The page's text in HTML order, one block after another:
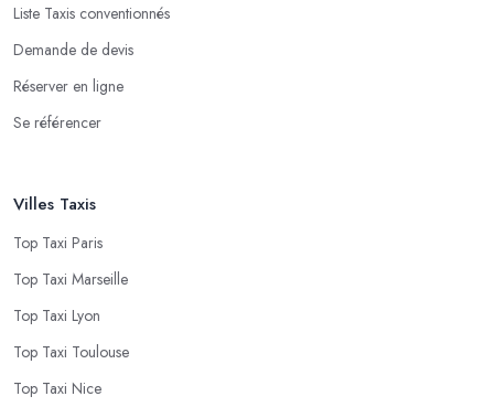
Liste Taxis conventionnés
Demande de devis
Réserver en ligne
Se référencer
Villes Taxis
Top Taxi Paris
Top Taxi Marseille
Top Taxi Lyon
Top Taxi Toulouse
Top Taxi Nice